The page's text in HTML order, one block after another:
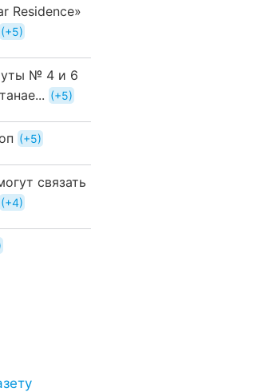
Residence»
+5
№ 4 и 6
+5
+5
связать
+4